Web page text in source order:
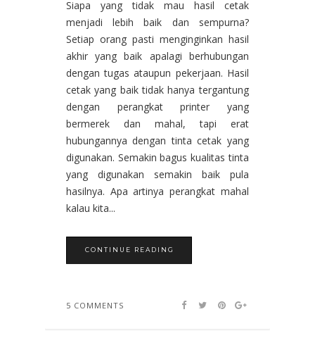
Siapa yang tidak mau hasil cetak
menjadi lebih baik dan sempurna?
Setiap orang pasti menginginkan hasil
akhir yang baik apalagi berhubungan
dengan tugas ataupun pekerjaan. Hasil
cetak yang baik tidak hanya tergantung
dengan perangkat printer yang
bermerek dan mahal, tapi erat
hubungannya dengan tinta cetak yang
digunakan. Semakin bagus kualitas tinta
yang digunakan semakin baik pula
hasilnya. Apa artinya perangkat mahal
kalau kita...
CONTINUE READING
5 COMMENTS